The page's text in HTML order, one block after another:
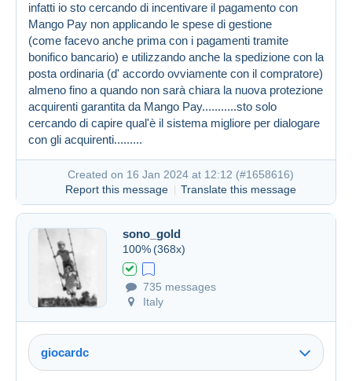
Created on 16 Jan 2024 at 11:48 #1658586
infatti io sto cercando di incentivare il pagamento con
Mango Pay non applicando le spese di gestione
(come facevo anche prima con i pagamenti tramite
bonifico bancario) e utilizzando anche la spedizione con la
posta ordinaria (d' accordo ovviamente con il compratore)
almeno fino a quando non sarà chiara la nuova protezione
acquirenti garantita da Mango Pay...........sto solo
cercando di capire qual'è il sistema migliore per dialogare
con gli acquirenti.........
Created on 16 Jan 2024 at 12:12 (#1658616)
Report this message
Translate this message
sono_gold
100% (368x)
735 messages
Italy
giocardc